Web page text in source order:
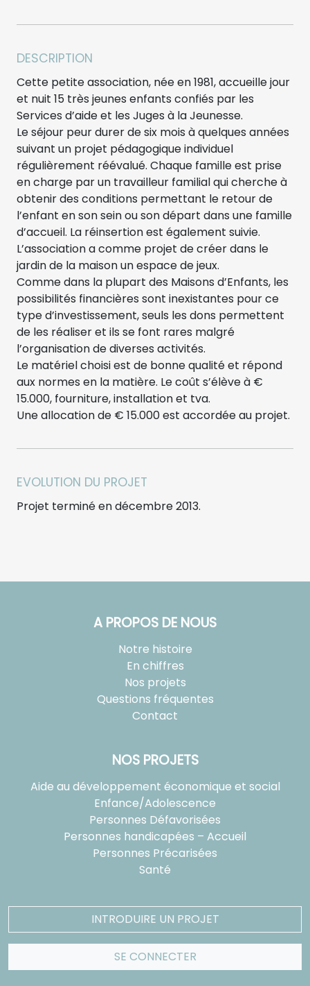
DESCRIPTION
Cette petite association, née en 1981, accueille jour
et nuit 15 très jeunes enfants confiés par les
Services d’aide et les Juges à la Jeunesse.
Le séjour peur durer de six mois à quelques années
suivant un projet pédagogique individuel
régulièrement réévalué. Chaque famille est prise
en charge par un travailleur familial qui cherche à
obtenir des conditions permettant le retour de
l’enfant en son sein ou son départ dans une famille
d’accueil. La réinsertion est également suivie.
L’association a comme projet de créer dans le
jardin de la maison un espace de jeux.
Comme dans la plupart des Maisons d’Enfants, les
possibilités financières sont inexistantes pour ce
type d’investissement, seuls les dons permettent
de les réaliser et ils se font rares malgré
l’organisation de diverses activités.
Le matériel choisi est de bonne qualité et répond
aux normes en la matière. Le coût s’élève à €
15.000, fourniture, installation et tva.
Une allocation de € 15.000 est accordée au projet.
EVOLUTION DU PROJET
Projet terminé en décembre 2013.
A PROPOS DE NOUS
Notre histoire
En chiffres
Nos projets
Questions fréquentes
Contact
NOS PROJETS
Aide au développement économique et social
Enfance/Adolescence
Personnes Défavorisées
Personnes handicapées – Accueil
Personnes Précarisées
Santé
INTRODUIRE UN PROJET
SE CONNECTER